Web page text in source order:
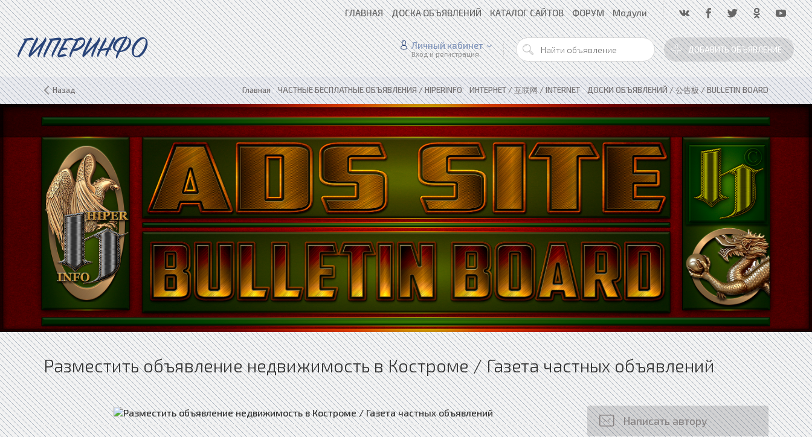
ГЛАВНАЯ ДОСКА ОБЪЯВЛЕНИЙ КАТАЛОГ САЙТОВ ФОРУМ Модули
ГИПЕРИНФО ДОБАВИТЬ ОБЪЯВЛЕНИЕ
Личный кабинет
Вход и регистрация
Назад Главная»ЧАСТНЫЕ БЕСПЛАТНЫЕ ОБЪЯВЛЕНИЯ / HIPERINFO»ИНТЕРНЕТ / 互联网 / INTERNET»ДОСКИ ОБЪЯВЛЕНИЙ / 公告板 / BULLETIN BOARD
Разместить объявление недвижимость в Костроме / Газета частных объявлений
Написать автору